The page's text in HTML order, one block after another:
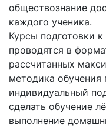
обществознание
каждого ученика.
Курсы подготовки
проводятся в
рассчитанных
методика обучения
индивидуальный
сделать обучение
выполнение